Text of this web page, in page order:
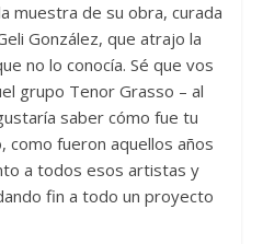
muestra de su obra, curada
González, que atrajo la
no lo conocía. Sé que vos
grupo Tenor Grasso – al
saber cómo fue tu
como fueron aquellos años
a todos esos artistas y
fin a todo un proyecto